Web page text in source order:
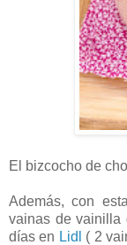
El bizcocho de
Además, con
vainas de vainilla
días en Lidl ( 2